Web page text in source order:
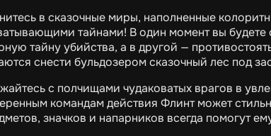
в сказочные миры, наполненные
тайнами! В один момент вы будете
тайну убийства, а в другой —
снести бульдозером сказочный лес под
с полчищами чудаковатых врагов в
командам действия Флинт может
значков и напарников всегда помогут